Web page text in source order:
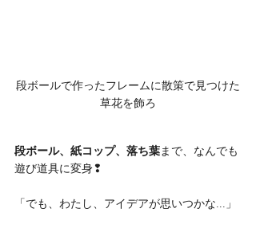
段ボールで作ったフレームに散策で見つけた
草花を飾ろ
段ボール、紙コップ、落ち葉まで、なんでも
遊び道具に変身❢
「でも、わたし、アイデアが思いつかな...」